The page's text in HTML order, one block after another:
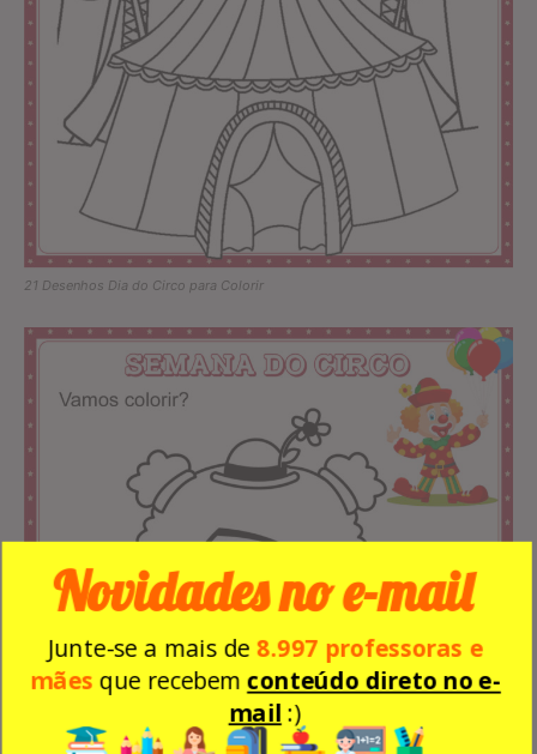
21 Desenhos Dia do Circo para Colorir
Junte-se a mais de8.997 professoras e
mães que recebemconteúdo direto no e-
mail :)
Novidades no e-mail